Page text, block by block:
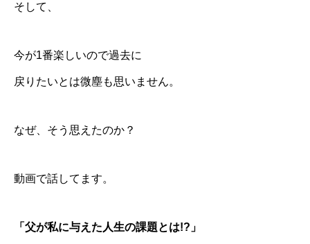
そして、
今が1番楽しいので過去に
戻りたいとは微塵も思いません。
なぜ、そう思えたのか？
動画で話してます。
「父が私に与えた人生の課題とは!?」